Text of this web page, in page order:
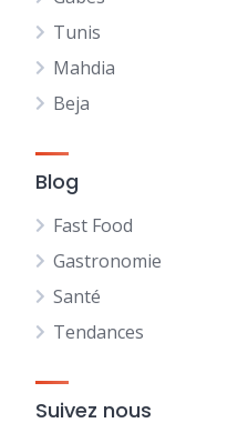
Tunis
Mahdia
Beja
Blog
Fast Food
Gastronomie
Santé
Tendances
Suivez nous